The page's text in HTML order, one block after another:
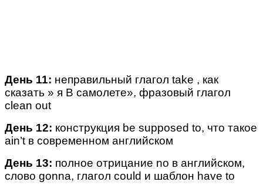
День 11: неправильный глагол take , как
сказать » я В самолете», фразовый глагол
clean out
День 12: конструкция be supposed to, что такое
ain’t в современном английском
День 13: полное отрицание no в английском,
слово gonna, глагол could и шаблон have to